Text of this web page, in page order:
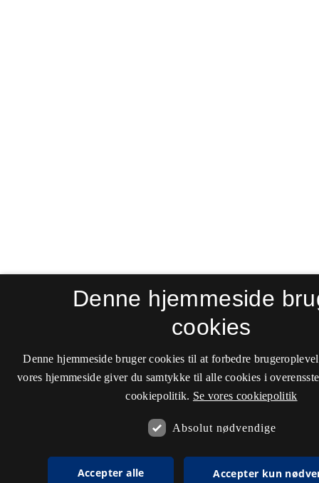
Denne hjemmeside
cookies
Denne hjemmeside bruger cookies til at forbedre
vores hjemmeside giver du samtykke til alle cookies i
cookiepolitik. Se vores cookiepolitik
Absolut nødvendige
Accepter alle Accepter kun